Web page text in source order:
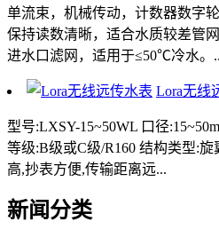
单流束，机械传动，计数器数字
保持读数清晰，适合水质较差管
进水口滤网，适用于≤50℃冷水。
Lora无线
型号:LXSY-15~50WL 口径
等级:B级或C级/R160 结构类型:
高,抄表方便,传输距离远...
新闻分类